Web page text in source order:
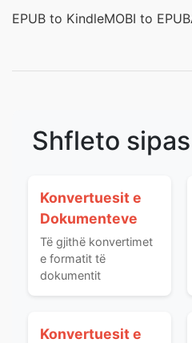
EPUB to KindleMOBI to EPUB
Shfleto
Konvertuesit e
Dokumenteve
Të gjithë konvertimet
e formatit të
dokumentit
Konvertuesit e